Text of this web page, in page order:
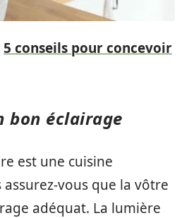
5 conseils pour concevoir
bon éclairage
est une cuisine
vous que la vôtre
adéquat. La lumière